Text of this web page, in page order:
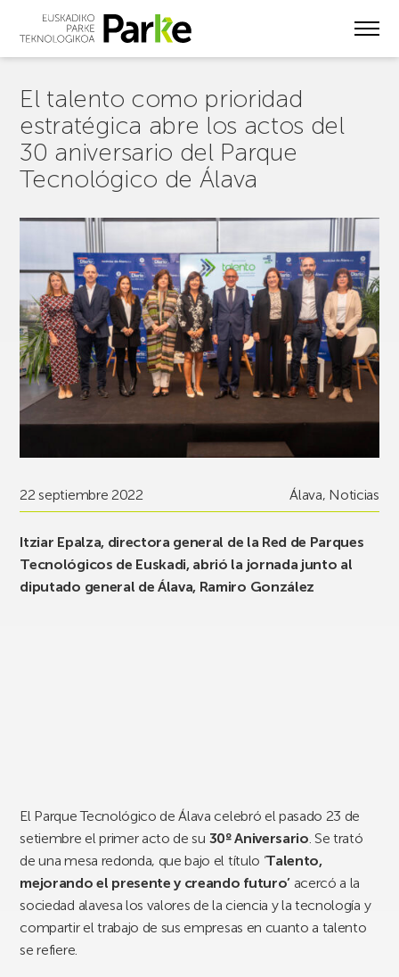
El talento como prioridad
estratégica abre los actos del
30 aniversario del Parque
Tecnológico de Álava
22 septiembre 2022 Álava, Noticias
Itziar Epalza, directora general de la Red de Parques
Tecnológicos de Euskadi, abrió la jornada junto al
diputado general de Álava, Ramiro González
El Parque Tecnológico de Álava celebró el pasado 23 de
setiembre el primer acto de su 30º Aniversario. Se trató
de una mesa redonda, que bajo el título ‘Talento,
mejorando el presente y creando futuro’ acercó a la
sociedad alavesa los valores de la ciencia y la tecnología y
compartir el trabajo de sus empresas en cuanto a talento
se refiere.